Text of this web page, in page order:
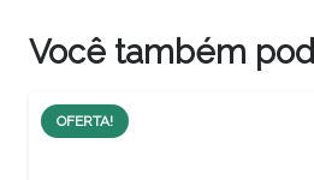
Você também
OFERTA!